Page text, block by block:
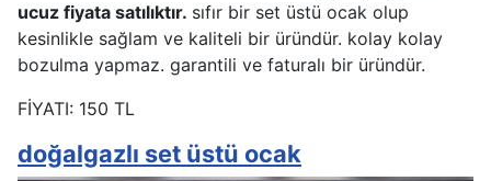
ucuz fiyata satılıktır. sıfır bir set üstü ocak olup
kesinlikle sağlam ve kaliteli bir üründür. kolay kolay
bozulma yapmaz. garantili ve faturalı bir üründür.
FİYATI: 150 TL
doğalgazlı set üstü ocak